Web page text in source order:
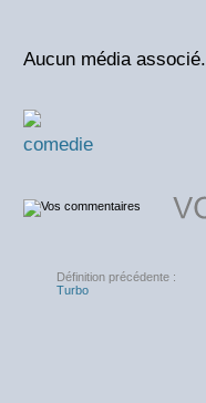
Aucun média associé.
comedie
Définition précédente :
Turbo